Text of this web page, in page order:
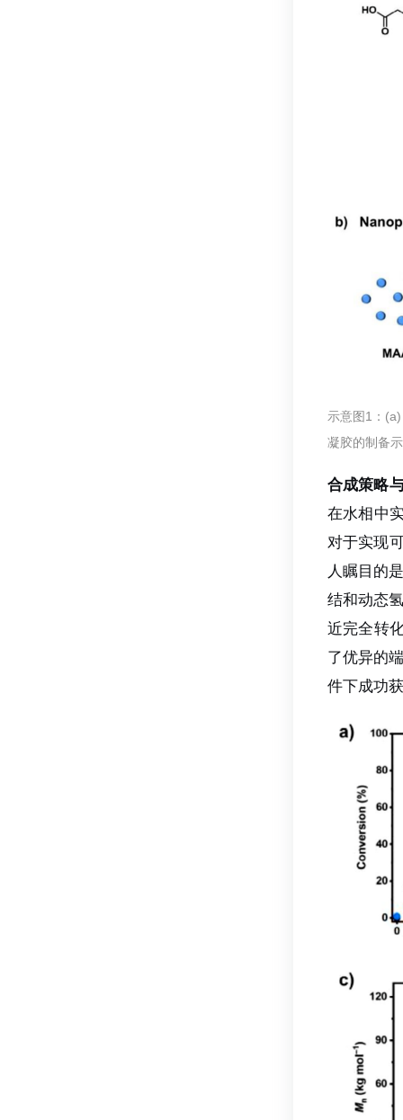
示意图1：
凝胶的制备
合成策略
在水相中
对于实现
人瞩目的
结和动态
近完全转
了优异的
件下成功